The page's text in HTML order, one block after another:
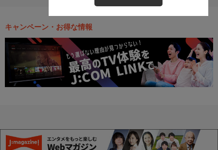
キャンペーン・お得な情報